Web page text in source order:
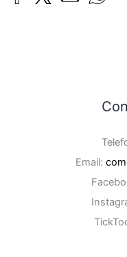
Email: